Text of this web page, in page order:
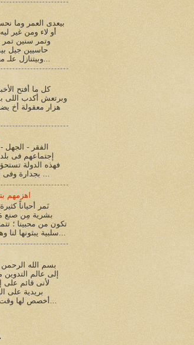
بيعدى العمر وما
أو لاء ومن غير
وتمر سنين
حاسيين جيل
كل ما أفتح
وبرتعش أكدب اللى
هزار معقولة أخ
الفقر -
إجتماعهم فى بلد
فهذه الدولة
اهزمهم
بشرية مِن صنع
تكون من محبينا ؛
بسم الله
إلى عالم
لأنى قائم على
بريدية على